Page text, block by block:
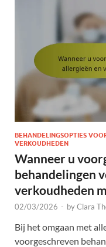
BEHANDELINGSOPTIES
VERKOUDHEDEN
Wanneer u
behandelingen
verkoudheden
02/03/2026 - byClara
Bij het omgaan met
voorgeschreven